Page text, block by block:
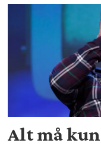
Alt må